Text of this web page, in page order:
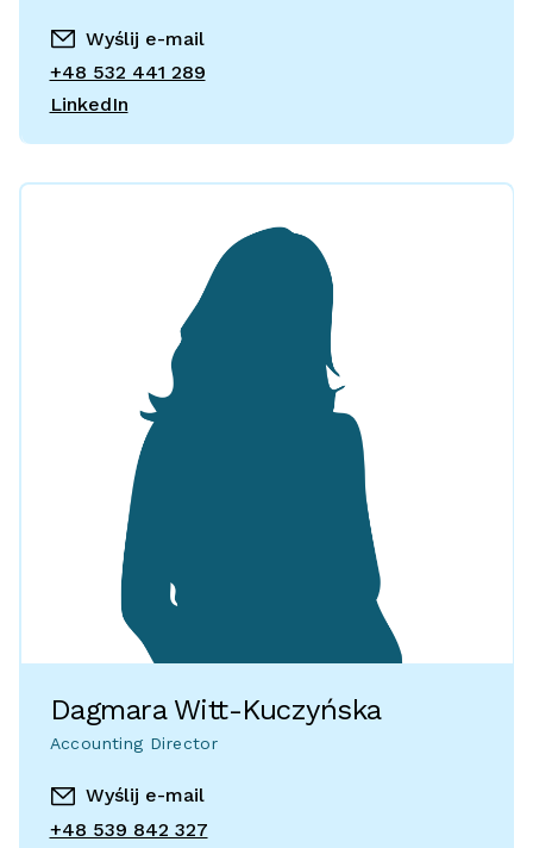
Wyślij e-mail
+48 532 441 289
LinkedIn
Dagmara Witt-Kuczyńska
Accounting Director
Wyślij e-mail
+48 539 842 327